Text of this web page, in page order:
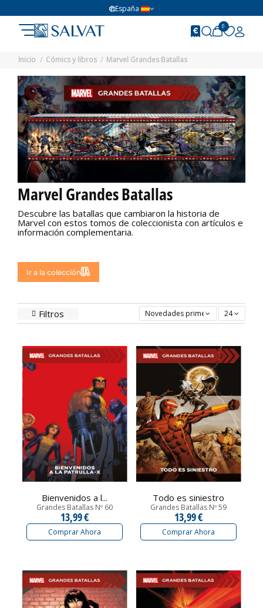
España
0
Inicio Cómics y libros Marvel Grandes Batallas
Marvel Grandes Batallas
Descubre las batallas que cambiaron la historia de
Marvel con estos tomos de coleccionista con artículos e
información complementaria.
Ir a la colección
Filtros Novedades primero 24
Bienvenidos a l...
Grandes Batallas Nº 60
13,99 €
Comprar Ahora
Todo es siniestro
Grandes Batallas Nº 59
13,99 €
Comprar Ahora